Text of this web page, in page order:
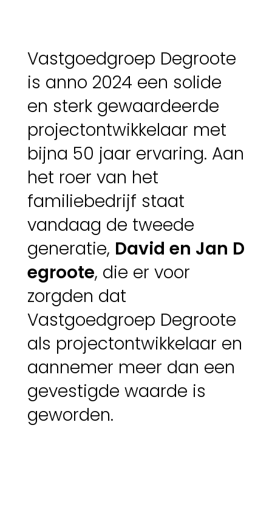
Vastgoedgroep Degroote
is anno 2024 een solide
en sterk gewaardeerde
projectontwikkelaar met
bijna 50 jaar ervaring. Aan
het roer van het
familiebedrijf staat
vandaag de tweede
generatie, David en Jan D
egroote, die er voor
zorgden dat
Vastgoedgroep Degroote
als projectontwikkelaar en
aannemer meer dan een
gevestigde waarde is
geworden.